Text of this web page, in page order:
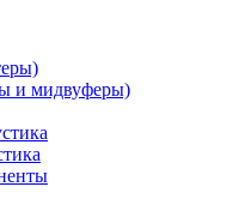
и мидвуферы)